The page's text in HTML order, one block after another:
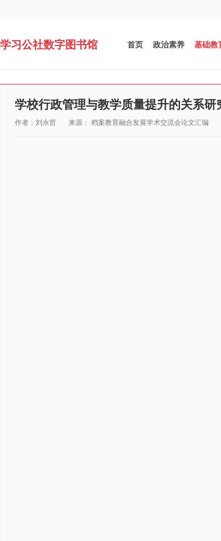
学习公社数字图书馆 首页 政治素养 基础教
学校行政管理与教学质量提升的关系研
作者：刘永哲 来源： 档案教育融合发展学术交流会论文汇编